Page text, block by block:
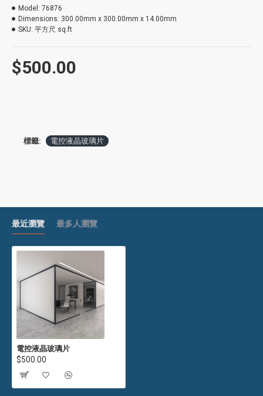
$500.00
Model: 76876
Dimensions: 300.00mm x 300.00mm x 14.00mm
SKU: 平方尺 sq.ft
標籤: 電控液晶玻璃片
最近瀏覽 最多人瀏覽
電控液晶玻璃片
$500.00